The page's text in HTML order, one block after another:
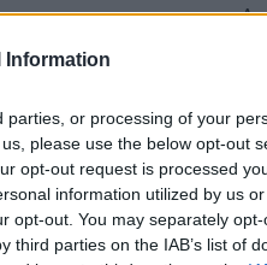
Information
or processing of your
please use the below opt-out
opt-out request is processed
information utilized by us
opt-out. You may separately
parties on the IAB’s list of
Sokan a
megőrző